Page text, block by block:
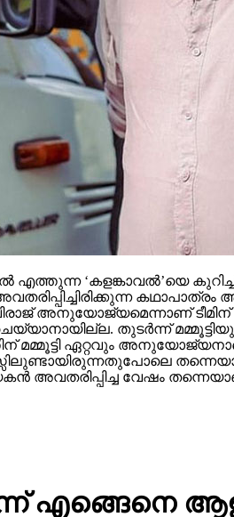
എത്തുന്ന ‘കളങ്കാവല്‍’യെ
കഥാപാത്രം
അനുയോജ്യമെന്നാണ് ടീമിന്
തുടര്‍ന്ന്
ഏറ്റവും
വേഷം തന്നെയാണ്
നിന്ന്